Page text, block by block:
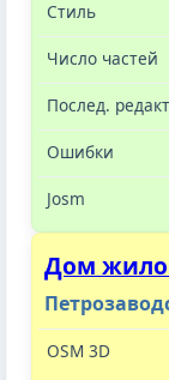
Дом